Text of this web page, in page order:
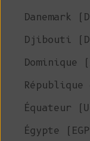
Danemark
Djibouti
Dominique
République
Équateur